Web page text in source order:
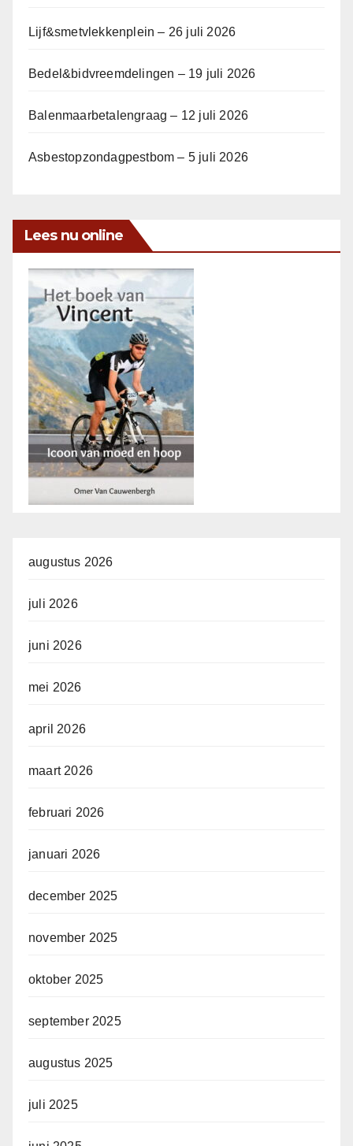
Lijf&smetvlekkenplein – 26 juli 2026
Bedel&bidvreemdelingen – 19 juli 2026
Balenmaarbetalengraag – 12 juli 2026
Asbestopzondagpestbom – 5 juli 2026
Lees nu online
augustus 2026
juli 2026
juni 2026
mei 2026
april 2026
maart 2026
februari 2026
januari 2026
december 2025
november 2025
oktober 2025
september 2025
augustus 2025
juli 2025